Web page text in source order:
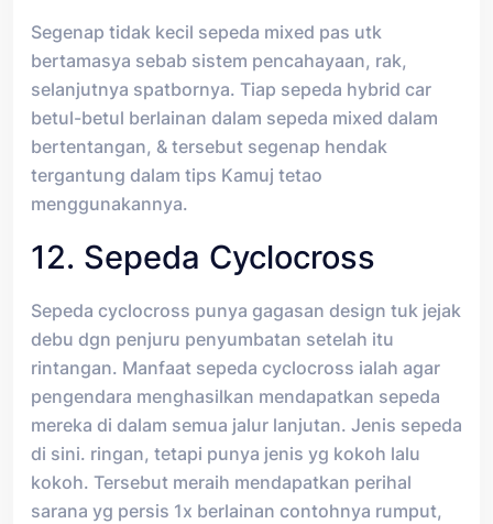
Segenap tidak kecil sepeda mixed pas utk
bertamasya sebab sistem pencahayaan, rak,
selanjutnya spatbornya. Tiap sepeda hybrid car
betul-betul berlainan dalam sepeda mixed dalam
bertentangan, & tersebut segenap hendak
tergantung dalam tips Kamuj tetao
menggunakannya.
12. Sepeda Cyclocross
Sepeda cyclocross punya gagasan design tuk jejak
debu dgn penjuru penyumbatan setelah itu
rintangan. Manfaat sepeda cyclocross ialah agar
pengendara menghasilkan mendapatkan sepeda
mereka di dalam semua jalur lanjutan. Jenis sepeda
di sini. ringan, tetapi punya jenis yg kokoh lalu
kokoh. Tersebut meraih mendapatkan perihal
sarana yg persis 1x berlainan contohnya rumput,